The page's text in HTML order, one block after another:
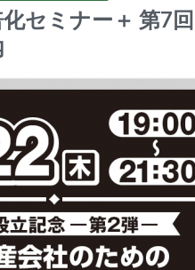
化セミナー＋ 第7